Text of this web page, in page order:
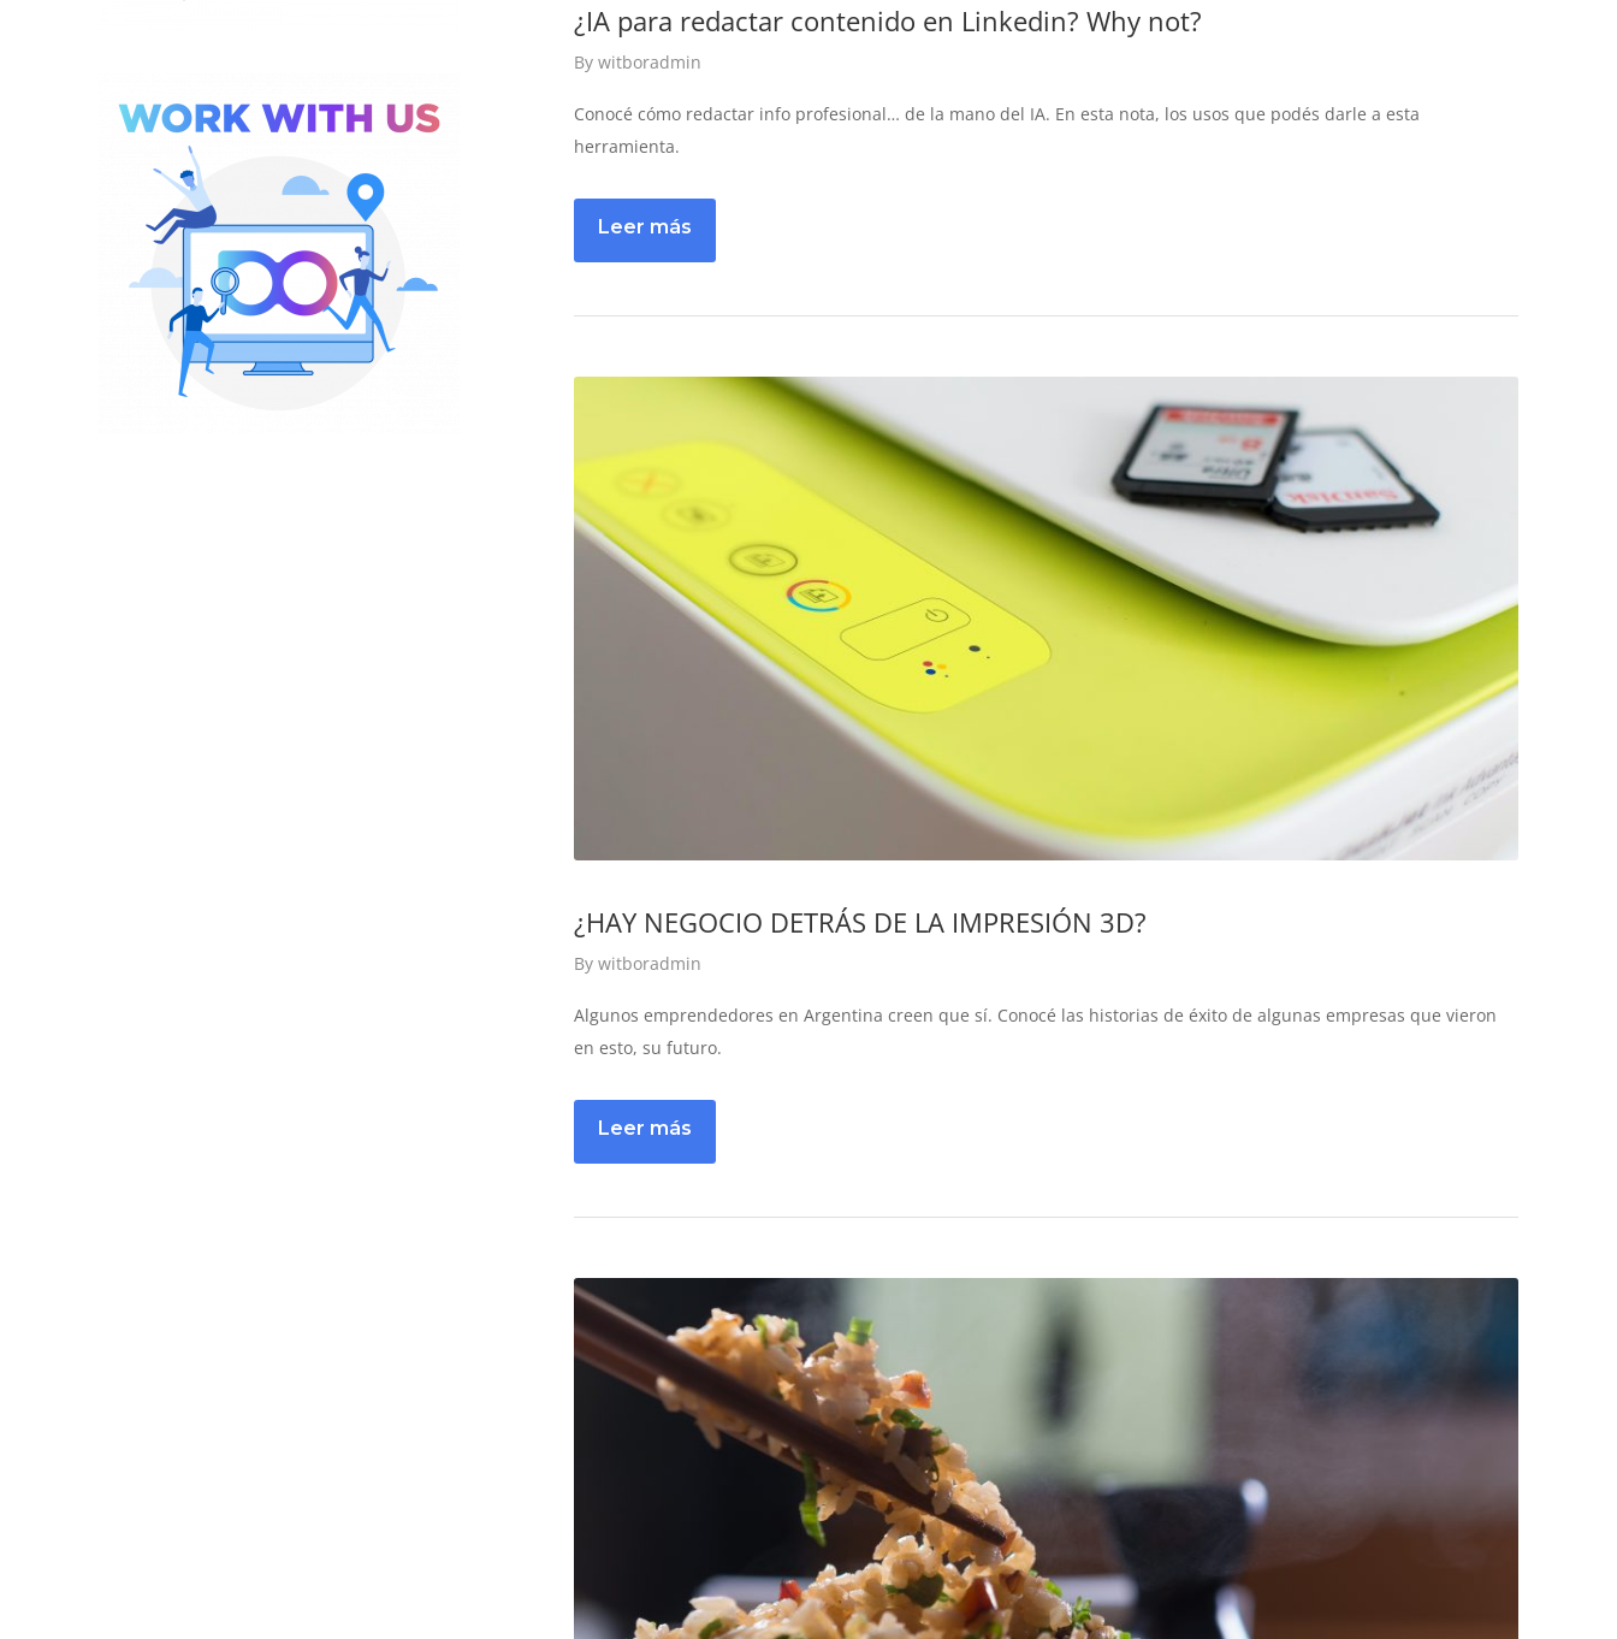
¿IA para redactar contenido en Linkedin? Why not?
By witboradmin
Conocé cómo redactar info profesional… de la mano del IA. En esta nota, los usos que podés darle a esta
herramienta.
¿HAY NEGOCIO DETRÁS DE LA IMPRESIÓN 3D?
By witboradmin
Algunos emprendedores en Argentina creen que sí. Conocé las historias de éxito de algunas empresas que vieron
en esto, su futuro.